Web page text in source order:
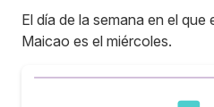
El día de la semana en el
Maicao es el miércoles.